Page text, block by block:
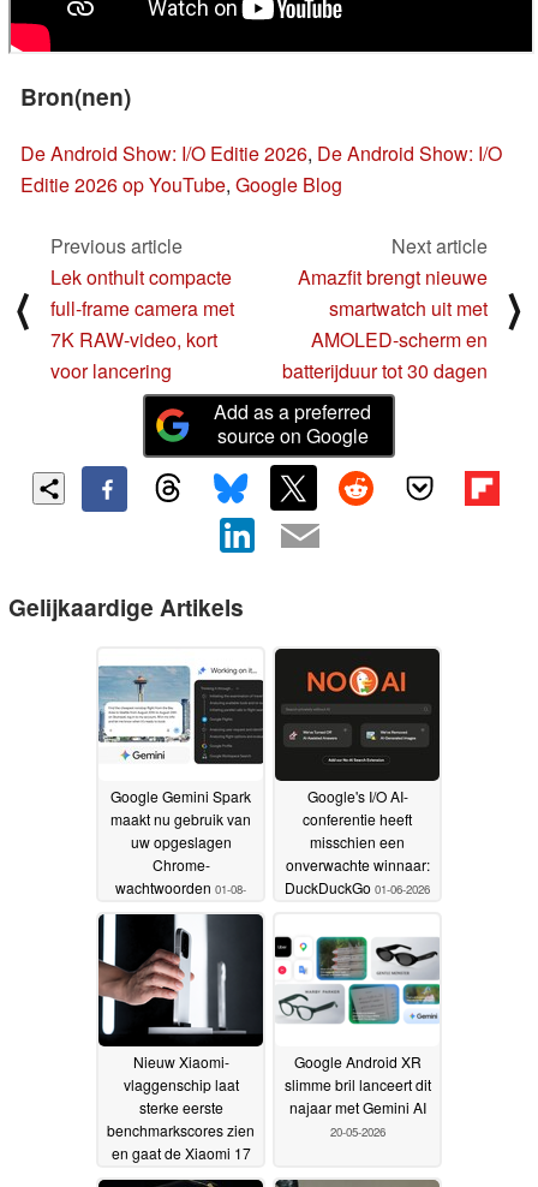
Bron(nen)
De Android Show: I/O Editie 2026, De Android Show: I/O
Editie 2026 op YouTube, Google Blog
⟨
Previous article
Lek onthult compacte
full-frame camera met
7K RAW-video, kort
voor lancering
Next article
Amazfit brengt nieuwe
smartwatch uit met
AMOLED-scherm en
batterijduur tot 30 dagen
⟩
Add as a preferred
source on Google
Gelijkaardige Artikels
Google Gemini Spark
maakt nu gebruik van
uw opgeslagen
Chrome-
wachtwoorden 01-08-
2026
Google's I/O AI-
conferentie heeft
misschien een
onverwachte winnaar:
DuckDuckGo 01-06-2026
Nieuw Xiaomi-
vlaggenschip laat
sterke eerste
benchmarkscores zien
en gaat de Xiaomi 17
Ultra voorbij20-05-2026
Google Android XR
slimme bril lanceert dit
najaar met Gemini AI
20-05-2026